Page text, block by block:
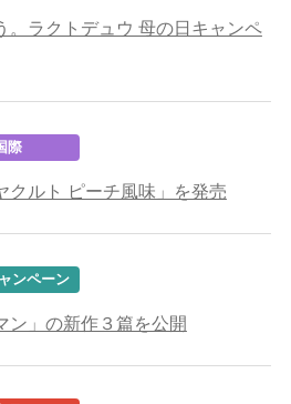
。ラクトデュウ 母の日キャンペ
際
クルト ピーチ風味」を発売
ンペーン
ン」の新作３篇を公開